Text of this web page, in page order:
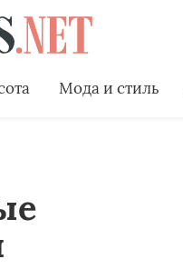
Мода и стиль